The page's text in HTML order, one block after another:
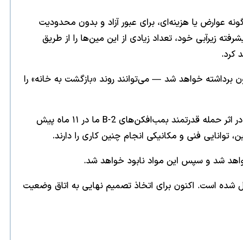
عوارض یا هزینه‌ای، برای عبور آزاد و بدون محدودیت
زیرآبی خود، تعداد زیادی از این مین‌ها را از طریق
کرد.
خواهد شد — می‌توانند روند «بازگشت به خانه» را
مواد غنی‌شده که گاهی از آن با عنوان «غبار هسته‌ای» یاد می‌شود و در اعماق زمین، زیر کوه‌هایی تقریباً فروریخته در اثر حمله قدرتمند بمب‌افکن‌های B-2 ما در ۱۱ ماه پیش
توانایی فنی و مکانیکی انجام چنین کاری را دارند.
شد و سپس این مواد نابود خواهد شد.
شده است. اکنون برای اتخاذ تصمیم نهایی به اتاق وضعیت